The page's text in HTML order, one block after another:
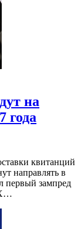
на
года
квитанций
направлять в
первый зампред